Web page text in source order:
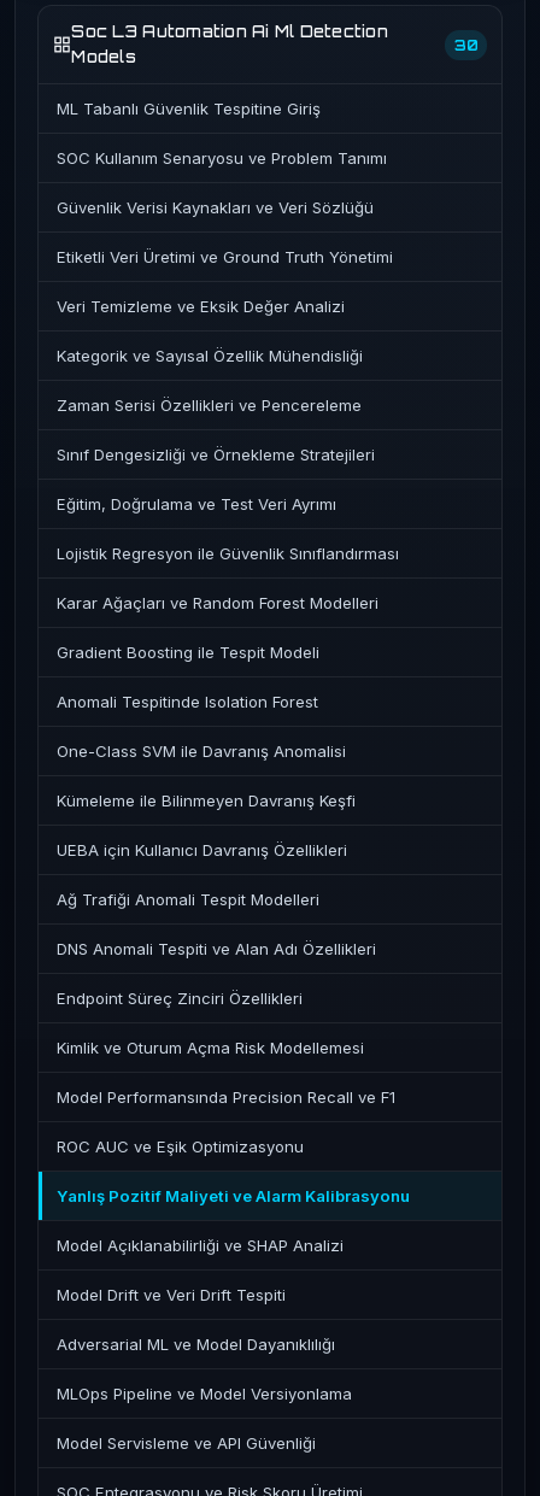
Soc L3 Automation Ai Ml Detection
Models
30
ML Tabanlı Güvenlik Tespitine Giriş
SOC Kullanım Senaryosu ve Problem Tanımı
Güvenlik Verisi Kaynakları ve Veri Sözlüğü
Etiketli Veri Üretimi ve Ground Truth Yönetimi
Veri Temizleme ve Eksik Değer Analizi
Kategorik ve Sayısal Özellik Mühendisliği
Zaman Serisi Özellikleri ve Pencereleme
Sınıf Dengesizliği ve Örnekleme Stratejileri
Eğitim, Doğrulama ve Test Veri Ayrımı
Lojistik Regresyon ile Güvenlik Sınıflandırması
Karar Ağaçları ve Random Forest Modelleri
Gradient Boosting ile Tespit Modeli
Anomali Tespitinde Isolation Forest
One-Class SVM ile Davranış Anomalisi
Kümeleme ile Bilinmeyen Davranış Keşfi
UEBA için Kullanıcı Davranış Özellikleri
Ağ Trafiği Anomali Tespit Modelleri
DNS Anomali Tespiti ve Alan Adı Özellikleri
Endpoint Süreç Zinciri Özellikleri
Kimlik ve Oturum Açma Risk Modellemesi
Model Performansında Precision Recall ve F1
ROC AUC ve Eşik Optimizasyonu
Yanlış Pozitif Maliyeti ve Alarm Kalibrasyonu
Model Açıklanabilirliği ve SHAP Analizi
Model Drift ve Veri Drift Tespiti
Adversarial ML ve Model Dayanıklılığı
MLOps Pipeline ve Model Versiyonlama
Model Servisleme ve API Güvenliği